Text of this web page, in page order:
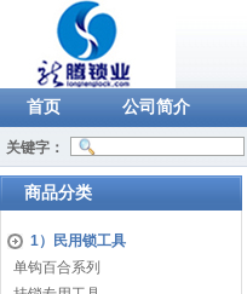
首页 公司简介
关键字：
商品分类
1）民用锁工具
单钩百合系列